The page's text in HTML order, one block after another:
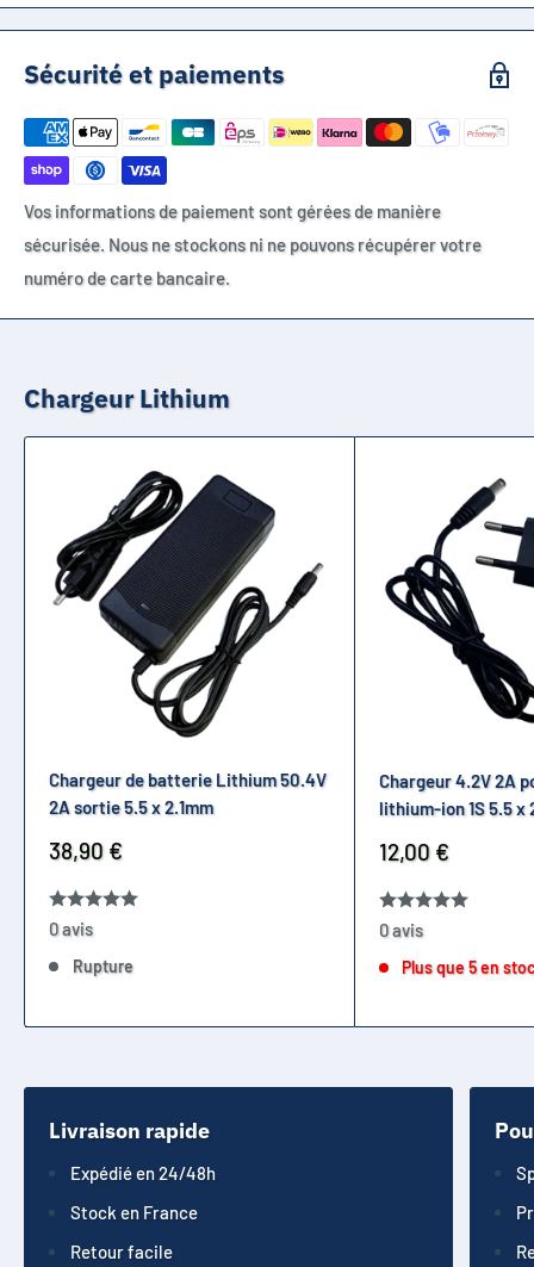
Sécurité et paiements
Vos informations de paiement sont gérées de manière
sécurisée. Nous ne stockons ni ne pouvons récupérer votre
numéro de carte bancaire.
Chargeur Lithium
Chargeur de batterie Lithium 50.4V
2A sortie 5.5 x 2.1mm
Prix
réduit
38,90 €
0 avis
Rupture
Chargeur 4.2V 2A
lithium-ion 1S 5.5 x
Prix
réduit
12,00 €
0 avis
Plus que 5 en
Livraison rapide
Expédié en 24/48h
Stock en France
Retour facile